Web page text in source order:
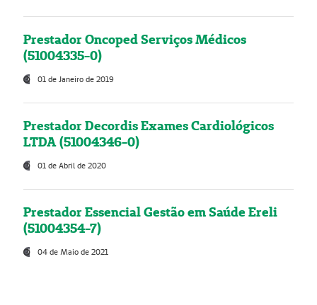
Prestador Oncoped Serviços Médicos
(51004335-0)
01 de Janeiro de 2019
Prestador Decordis Exames Cardiológicos
LTDA (51004346-0)
01 de Abril de 2020
Prestador Essencial Gestão em Saúde Ereli
(51004354-7)
04 de Maio de 2021